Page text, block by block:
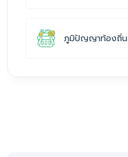
ภูมิปัญญาท้องถิ่น